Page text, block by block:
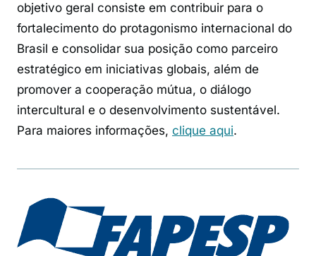
objetivo geral consiste em contribuir para o
fortalecimento do protagonismo internacional do
Brasil e consolidar sua posição como parceiro
estratégico em iniciativas globais, além de
promover a cooperação mútua, o diálogo
intercultural e o desenvolvimento sustentável.
Para maiores informações, clique aqui.